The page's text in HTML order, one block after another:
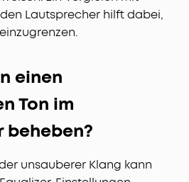
Lautsprecher hilft dabei,
einen
Ton im
beheben?
unsauberer Klang kann